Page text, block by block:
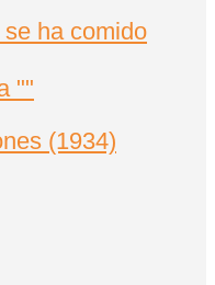
ha comido
(1934)